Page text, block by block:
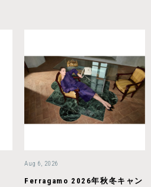
Aug 6, 2026
Ferragamo 2026年秋冬キャン